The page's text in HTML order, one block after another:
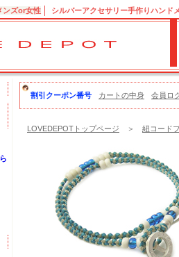
ンズor女性 シルバーアクセサリー手作りハンド
割引クーポン番号 カートの中身 会員ロ
LOVEDEPOTトップページ ＞ 紐コード